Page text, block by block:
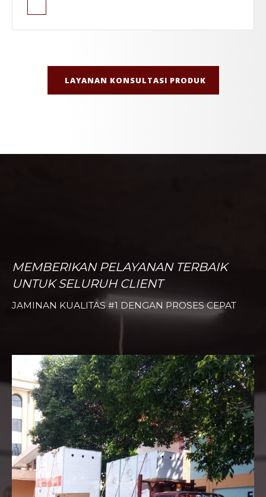
LAYANAN KONSULTASI PRODUK
MEMBERIKAN PELAYANAN TERBAIK
UNTUK SELURUH CLIENT
JAMINAN KUALITAS #1 DENGAN PROSES CEPAT